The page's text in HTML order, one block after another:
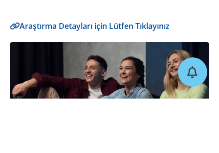
Araştırma Detayları için Lütfen Tıklayınız